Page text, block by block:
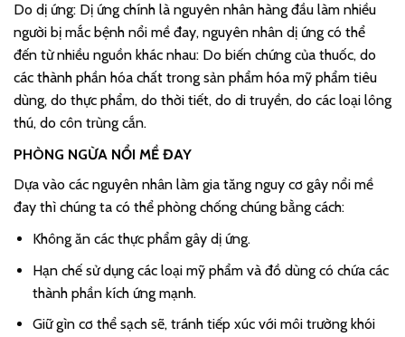
Do dị ứng: Dị ứng chính là nguyên nhân hàng đầu làm nhiều
người bị mắc bệnh nổi mề đay, nguyên nhân dị ứng có thể
đến từ nhiều nguồn khác nhau: Do biến chứng của thuốc, do
các thành phần hóa chất trong sản phẩm hóa mỹ phẩm tiêu
dùng, do thực phẩm, do thời tiết, do di truyền, do các loại lông
thú, do côn trùng cắn.
PHÒNG NGỪA NỔI MỀ ĐAY
Dựa vào các nguyên nhân làm gia tăng nguy cơ gây nổi mề
đay thì chúng ta có thể phòng chống chúng bằng cách:
Không ăn các thực phẩm gây dị ứng.
Hạn chế sử dụng các loại mỹ phẩm và đồ dùng có chứa các
thành phần kích ứng mạnh.
Giữ gìn cơ thể sạch sẽ, tránh tiếp xúc với môi trường khói